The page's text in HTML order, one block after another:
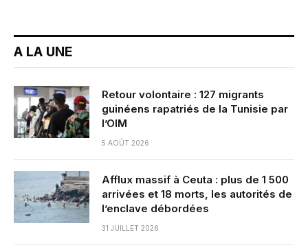
A LA UNE
Retour volontaire : 127 migrants
guinéens rapatriés de la Tunisie par
l’OIM
5 AOÛT 2026
Afflux massif à Ceuta : plus de 1 500
arrivées et 18 morts, les autorités de
l’enclave débordées
31 JUILLET 2026